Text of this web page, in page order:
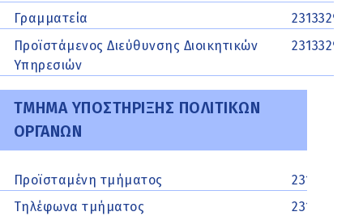
Γραμματεία
Προϊστάμενος Διεύθυνσης Διοικητικών
Υπηρεσιών
2313329541
ΤΜΗΜΑ ΥΠΟΣΤΗΡΙΞΗΣ ΠΟΛΙΤΙΚΩΝ
ΟΡΓΑΝΩΝ
Προϊσταμένη τμήματος
2313329547
Τηλέφωνα τμήματος